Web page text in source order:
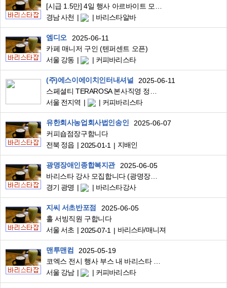
경남 사천
바리스타알바
엠디오
2025-06-11
카페 매니저 구인 (텐퍼센트 오픈)
서울 강동
커피바리스타
(주)에스이에이치인터내셔널
2025-06-11
서울 전지역
커피바리스타
유한회사농업회사법인송인
2025-06-07
커피숍점장구함니다
전북 정읍
2025-01-1 지배인
광명장애인종합복지관
2025-06-05
바리스타 강사 모집합니다 (광명장애인종합복지관)
경기 광명
바리스타강사
지씨 서초반포점
2025-06-05
홀 서빙직원 구합니다
서울 서초
2025-07-1 바리스타/매니져
맨투맨컴
2025-05-19
서울 강남
커피바리스타